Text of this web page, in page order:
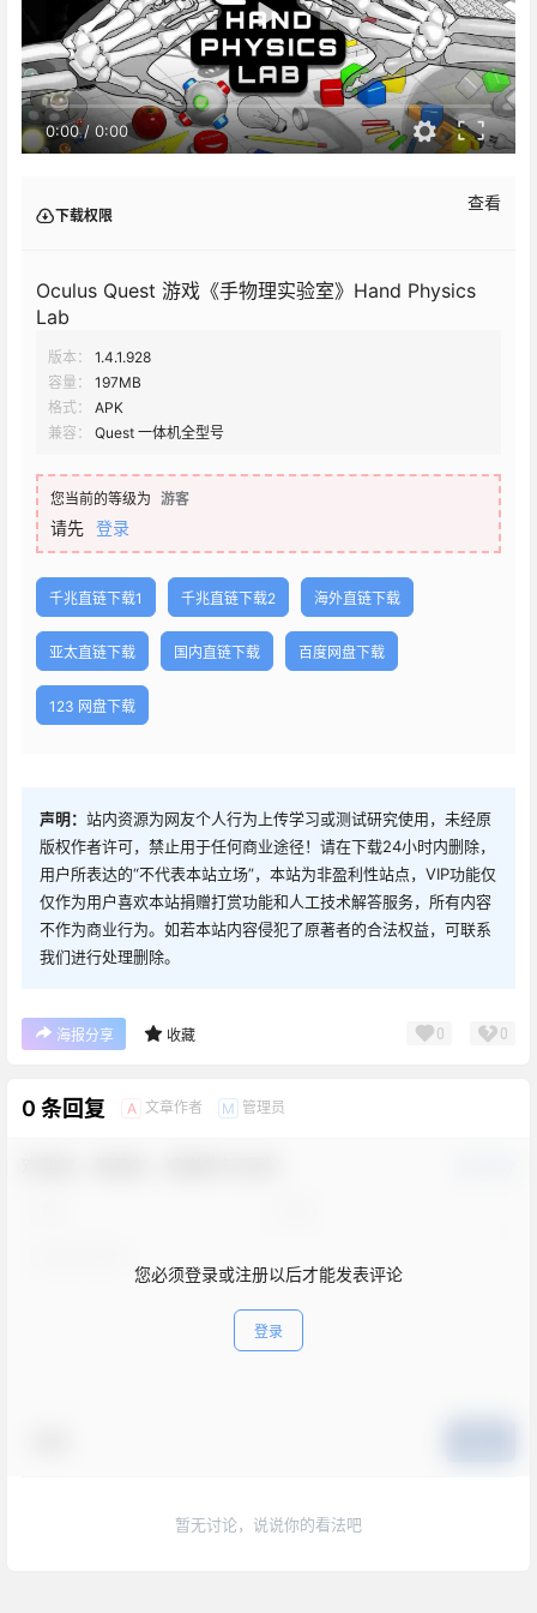
0:00/ 0:00
下载权限
查看
Oculus Quest 游戏《手物理实验室》Hand Physics
Lab
版本：
1.4.1.928
容量：
197MB
格式：
APK
兼容：
Quest 一体机全型号
您当前的等级为 游客
请先 登录
千兆直链下载1 千兆直链下载2 海外直链下载
亚太直链下载 国内直链下载 百度网盘下载
123 网盘下载
声明： 站内资源为网友个人行为上传学习或测试研究使用，未经原
版权作者许可，禁止用于任何商业途径！请在下载24小时内删除，
用户所表达的“不代表本站立场”，本站为非盈利性站点，VIP功能仅
仅作为用户喜欢本站捐赠打赏功能和人工技术解答服务，所有内容
不作为商业行为。如若本站内容侵犯了原著者的合法权益，可联系
我们进行处理删除。
海报分享 收藏 0 0
0 条回复 A 文章作者 M 管理员
您必须登录或注册以后才能发表评论
登录
暂无讨论，说说你的看法吧